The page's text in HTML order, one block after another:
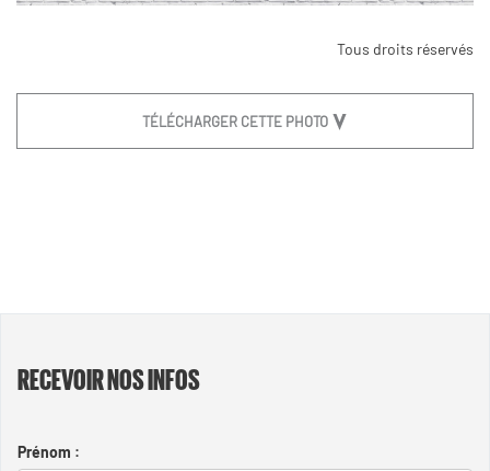
Tous droits réservés
TÉLÉCHARGER CETTE PHOTO
RECEVOIR NOS INFOS
Prénom :